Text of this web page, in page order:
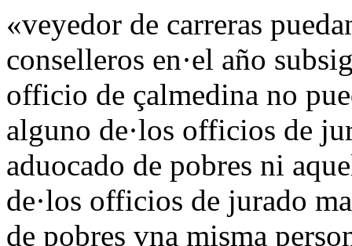
«veyedor de carreras
conselleros en·el año
officio de çalmedina no
alguno de·los officios de
aduocado de pobres ni
de·los officios de jurado
de pobres vna misma